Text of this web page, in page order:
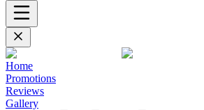
Home
Promotions
Reviews
Gallery